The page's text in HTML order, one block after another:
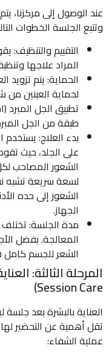
عند الوصول إلى مركزنا،
وتتبع الجلسة الخطوات
التقييم والتنظيف:
المراد علاجها
الحماية: يتم تزويد
لحماية العينين من
تطبيق الجل المبرد
طبقة من الجل
بدء العلاج: يستخدم
على الجلد، حيث
الشعور المصاحب
لسعة سريعة تشبه
الشعور إلى حده
الجهاز.
مدة الجلسة:
المعالجة. بفضل
الشعر للجسم
Session Care)
العناية بالبشرة بعد
تقل أهمية عن التحضير
عملية الشفاء: